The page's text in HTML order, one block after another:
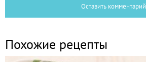
Оставить комментарий
Похожие рецепты